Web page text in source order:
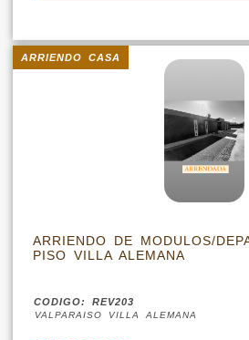
ARRIENDO DE MODULOS/
PISO VILLA ALEMANA
CODIGO: REV203
VALPARAISO VILLA ALEMANA
ARRIENDO CASA